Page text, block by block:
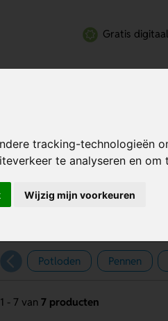
tracking-technologieën
te analyseren en
Wijzig mijn voorkeuren
Gratis
Potloden Pennen
1 - 7 van 7 producten